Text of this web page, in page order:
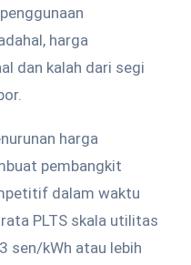
harga
dan kalah dari segi
harga
pembangkit
dalam waktu
PLTS skala utilitas
sen/kWh atau lebih